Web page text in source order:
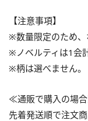
【注意事項】
※数量限定のため、
※ノベルティは1会
※柄は選べません。
≪通販で購入の場
先着発送順で注文